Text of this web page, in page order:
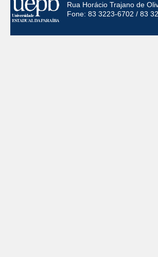
Rua Horácio Trajano de
Fone: 83 3223-6702 / 83